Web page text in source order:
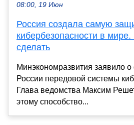
08:00, 19 Июн
Россия создала самую
кибербезопасности в
сделать
Минэкономразвития заявило
России передовой системы
Глава ведомства Максим
этому способство...